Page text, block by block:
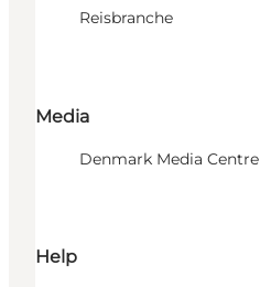
Reisbranche
Media
Denmark Media Centre
Help